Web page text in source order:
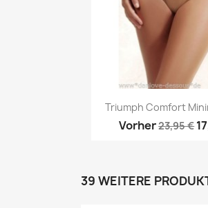

Triumph Comfort
Vorher23,95 €
39 WEITERE